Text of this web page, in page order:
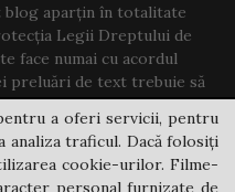
blog aparțin în totalitate
Legii Dreptului de
face numai cu acordul
preluări de text trebuie să
acest blog.
carti.ro
a oferi servicii, pentru
analiza traficul. Dacă folosiți
cookie-urilor. Filme-
personal furnizate de